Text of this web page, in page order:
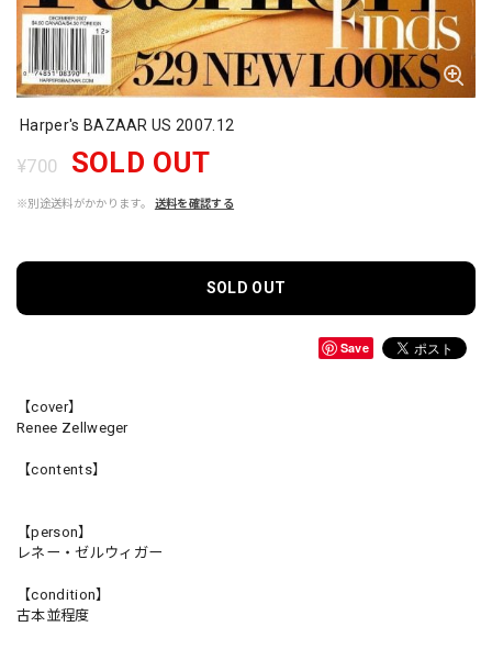
Harper's BAZAAR US 2007.12
¥700 SOLD OUT
※別途送料がかかります。 送料を確認する
SOLD OUT
Save
【cover】
Renee Zellweger
【contents】
【person】
レネー・ゼルウィガー
【condition】
古本並程度